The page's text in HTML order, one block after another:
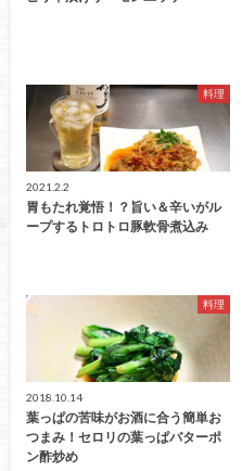
料理
2021.2.2
胃もたれ覚悟！？旨い＆辛いがル
ープするトロトロ豚軟骨煮込み
料理
2018.10.14
葉っぱの苦味がお酒に合う簡単お
つまみ！セロリの葉っぱバターポ
ン酢炒め